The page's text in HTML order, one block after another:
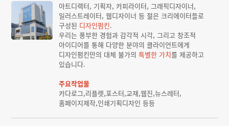
아트디렉터, 기획자, 카피라이터, 그래픽디자이너,
일러스트레이터, 웹디자이너 등 젊은 크리에이터들로
구성된 디자인펌킨.
우리는 풍부한 경험과 감각적 시각, 그리고 창조적
아이디어를 통해 다양한 분야의 클라이언트에게
디자인펌킨만의 대체 불가의특별한 가치를 제공하고
있습니다.
주요작업물
카다로그,리플렛,포스터,교재,웹진,뉴스레터,
홈페이지제작,인쇄기획디자인 등등